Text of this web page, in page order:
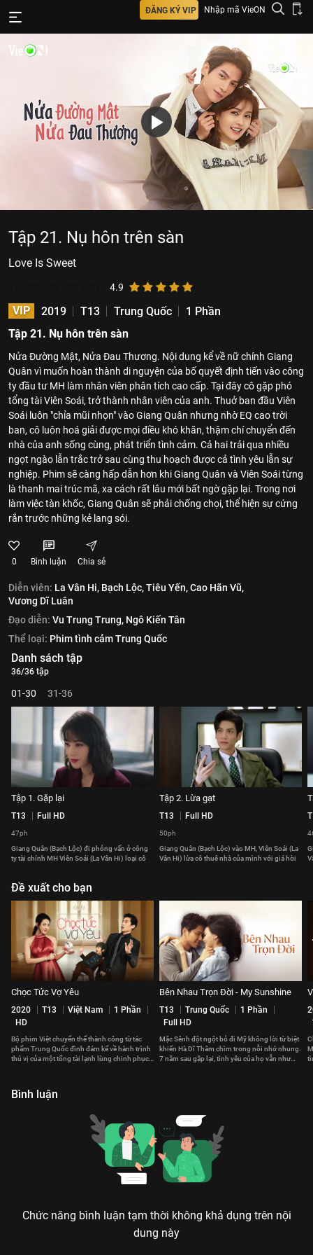
ĐĂNG KÝ VIP Nhập mã VieON
Tập 21. Nụ hôn trên sàn
Love Is Sweet
4.9
VIP 2019 T13 Trung Quốc
1 Phần
Tập 21. Nụ hôn trên sàn
Nửa Đường Mật, Nửa Đau Thương. Nội dung kể về nữ chính Giang
Quân vì muốn hoàn thành di nguyện của bố quyết định tiến vào công
ty đầu tư MH làm nhân viên phân tích cao cấp. Tại đây cô gặp phó
tổng tài Viên Soái, trở thành nhân viên của anh. Thuở ban đầu Viên
Soái luôn "chỉa mũi nhọn" vào Giang Quân nhưng nhờ EQ cao trời
ban, cô luôn hoá giải được mọi điều khó khăn, thậm chí chuyển đến
nhà của anh sống cùng, phát triển tình cảm. Cả hai trải qua nhiều
ngọt ngào lẫn trắc trở sau cùng thu hoạch được cả tình yêu lẫn sự
nghiệp. Phim sẽ càng hấp dẫn hơn khi Giang Quân và Viên Soái từng
là thanh mai trúc mã, xa cách rất lâu mới bất ngờ gặp lại. Trong nơi
làm việc tàn khốc, Giang Quân sẽ phải chống chọi, thể hiện sự cứng
rắn trước những kẻ lang sói.
0 Bình luận Chia sẻ
Diễn viên: La Vân Hi, Bạch Lộc,Tiêu Yến,Cao Hãn Vũ,
Vương Dĩ Luân
Đạo diễn: Vu Trung Trung, Ngô Kiến Tân
Thể loại: Phim tình cảm Trung Quốc
Danh sách tập
36/36 tập
01-30 31-36
Tập 1. Gặp lại
T13 Full HD
47ph
Giang Quân (Bạch Lộc) đi phỏng vấn ở công
ty tài chính MH Viên Soái (La Vân Hi) loại cô
Tập 2. Lừa gạt
T13 Full HD
50ph
Giang Quân (Bạch Lộc) vào MH, Viên Soái (La
Vân Hi) lừa cô thuê nhà của mình với giá hời
Đề xuất cho bạn
Chọc Tức Vợ Yêu
2020 T13 Việt Nam
1 Phần
HD
Bộ phim Việt chuyển thể thành công từ tác
phẩm Trung Quốc đình đám kể về hành trình
thú vị của một tổng tài lạnh lùng chinh phục
Bên Nhau Trọn Đời - My Sunshine
T13 Trung Quốc
1 Phần
Full HD
Mặc Sênh đột ngột bỏ đi Mỹ không lời từ biệt
khiến Hà Dĩ Thâm chìm trong nỗi nhớ nhung.
7 năm sau gặp lại, tình yêu của họ vẫn như
Bình luận
Chức năng bình luận tạm thời không khả dụng trên nội
dung này